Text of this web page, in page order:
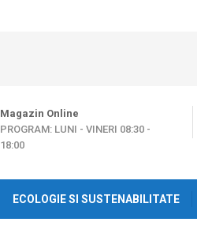
Magazin Online
PROGRAM: LUNI - VINERI 08:30 -
18:00
ECOLOGIE SI SUSTENABILITATE